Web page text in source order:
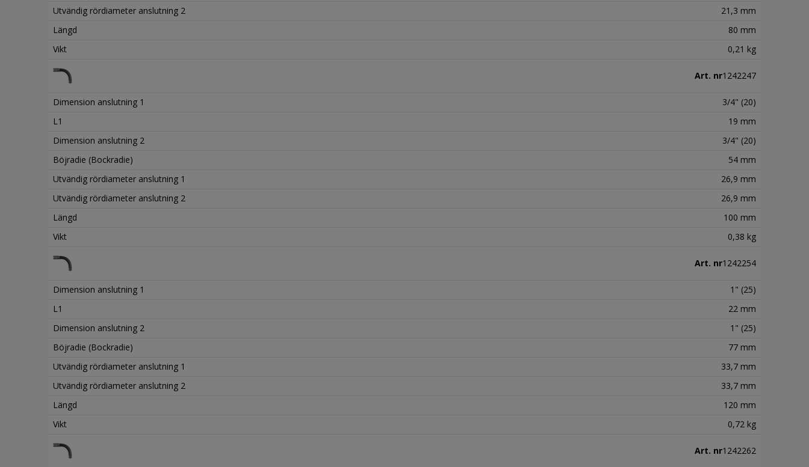
Utvändig rördiameter anslutning 2
21,3 mm
Längd
80 mm
Vikt
0,21 kg
Art. nr1242247
Dimension anslutning 1
3/4" (20)
L1
19 mm
Dimension anslutning 2
3/4" (20)
Böjradie (Bockradie)
54 mm
Utvändig rördiameter anslutning 1
26,9 mm
Utvändig rördiameter anslutning 2
26,9 mm
Längd
100 mm
Vikt
0,38 kg
Art. nr1242254
Dimension anslutning 1
1" (25)
L1
22 mm
Dimension anslutning 2
1" (25)
Böjradie (Bockradie)
77 mm
Utvändig rördiameter anslutning 1
33,7 mm
Utvändig rördiameter anslutning 2
33,7 mm
Längd
120 mm
Vikt
0,72 kg
Art. nr1242262